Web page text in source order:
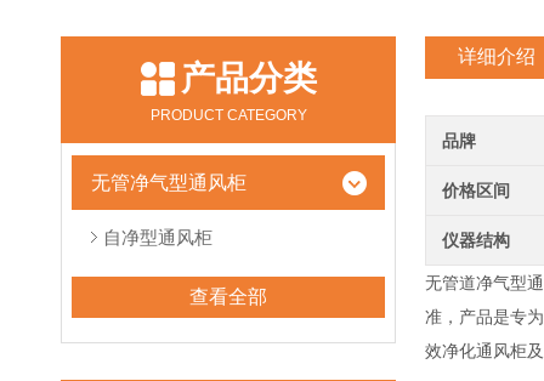
产品分类
PRODUCT CATEGORY
无管净气型通风柜
自净型通风柜
查看全部
详细介绍
品牌
价格区间
仪器结构
无管道净气型
准，产品是专
效净化通风柜